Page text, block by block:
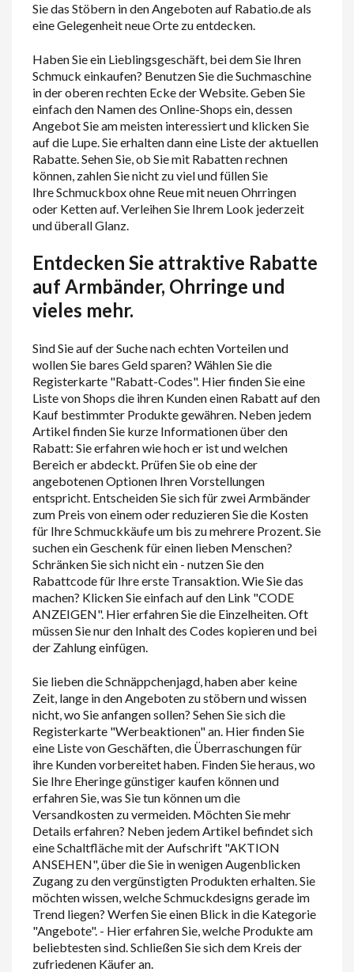
Sie das Stöbern in den Angeboten auf Rabatio.de als
eine Gelegenheit neue Orte zu entdecken.
Haben Sie ein Lieblingsgeschäft, bei dem Sie Ihren
Schmuck einkaufen? Benutzen Sie die Suchmaschine
in der oberen rechten Ecke der Website. Geben Sie
einfach den Namen des Online-Shops ein, dessen
Angebot Sie am meisten interessiert und klicken Sie
auf die Lupe. Sie erhalten dann eine Liste der aktuellen
Rabatte. Sehen Sie, ob Sie mit Rabatten rechnen
können, zahlen Sie nicht zu viel und füllen Sie
Ihre Schmuckbox ohne Reue mit neuen Ohrringen
oder Ketten auf. Verleihen Sie Ihrem Look jederzeit
und überall Glanz.
Entdecken Sie attraktive Rabatte
auf Armbänder, Ohrringe und
vieles mehr.
Sind Sie auf der Suche nach echten Vorteilen und
wollen Sie bares Geld sparen? Wählen Sie die
Registerkarte "Rabatt-Codes". Hier finden Sie eine
Liste von Shops die ihren Kunden einen Rabatt auf den
Kauf bestimmter Produkte gewähren. Neben jedem
Artikel finden Sie kurze Informationen über den
Rabatt: Sie erfahren wie hoch er ist und welchen
Bereich er abdeckt. Prüfen Sie ob eine der
angebotenen Optionen Ihren Vorstellungen
entspricht. Entscheiden Sie sich für zwei Armbänder
zum Preis von einem oder reduzieren Sie die Kosten
für Ihre Schmuckkäufe um bis zu mehrere Prozent. Sie
suchen ein Geschenk für einen lieben Menschen?
Schränken Sie sich nicht ein - nutzen Sie den
Rabattcode für Ihre erste Transaktion. Wie Sie das
machen? Klicken Sie einfach auf den Link "CODE
ANZEIGEN". Hier erfahren Sie die Einzelheiten. Oft
müssen Sie nur den Inhalt des Codes kopieren und bei
der Zahlung einfügen.
Sie lieben die Schnäppchenjagd, haben aber keine
Zeit, lange in den Angeboten zu stöbern und wissen
nicht, wo Sie anfangen sollen? Sehen Sie sich die
Registerkarte "Werbeaktionen" an. Hier finden Sie
eine Liste von Geschäften, die Überraschungen für
ihre Kunden vorbereitet haben. Finden Sie heraus, wo
Sie Ihre Eheringe günstiger kaufen können und
erfahren Sie, was Sie tun können um die
Versandkosten zu vermeiden. Möchten Sie mehr
Details erfahren? Neben jedem Artikel befindet sich
eine Schaltfläche mit der Aufschrift "AKTION
ANSEHEN", über die Sie in wenigen Augenblicken
Zugang zu den vergünstigten Produkten erhalten. Sie
möchten wissen, welche Schmuckdesigns gerade im
Trend liegen? Werfen Sie einen Blick in die Kategorie
"Angebote". - Hier erfahren Sie, welche Produkte am
beliebtesten sind. Schließen Sie sich dem Kreis der
zufriedenen Käufer an.